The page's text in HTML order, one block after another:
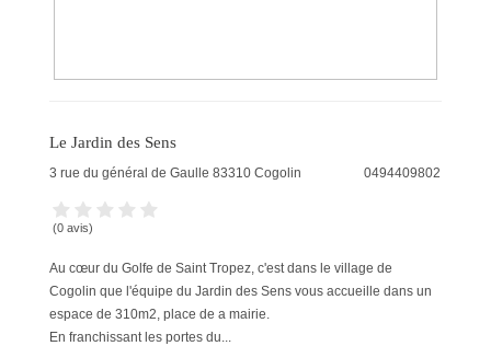
Le Jardin des Sens
3 rue du général de Gaulle 83310 Cogolin 0494409802
(0 avis)
Au cœur du Golfe de Saint Tropez, c'est dans le village de
Cogolin que l'équipe du Jardin des Sens vous accueille dans un
espace de 310m2, place de a mairie.
En franchissant les portes du...